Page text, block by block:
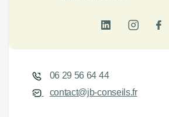
06 29 56 64 44
contact@jb-conseils.fr